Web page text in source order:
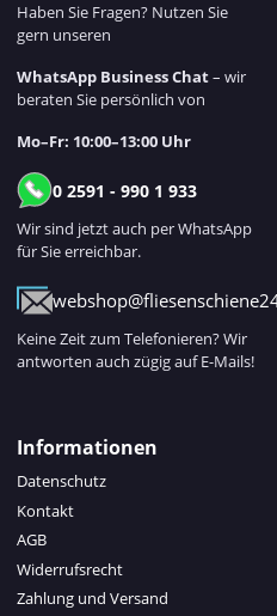
Haben Sie Fragen? Nutzen Sie
gern unseren
WhatsApp Business Chat– wir
beraten Sie persönlich von
Mo–Fr: 10:00–13:00 Uhr
0 2591 - 990 1 933
Wir sind jetzt auch per WhatsApp
für Sie erreichbar.
Keine Zeit zum Telefonieren? Wir
antworten auch zügig auf E-Mails!
Informationen
Datenschutz
Kontakt
AGB
Widerrufsrecht
Zahlung und Versand